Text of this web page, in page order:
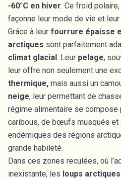
-60°C en hiver. Ce froid
façonne leur mode de vie et
Grâce à leur fourrure épaisse
arctiques sont parfaitement
climat glacial. Leur pelage,
leur offre non seulement une
thermique, mais aussi un
neige, leur permettant de
régime alimentaire se compose
caribous, de bœufs musqués et
endémiques des régions
grande habileté.
Dans ces zones reculées, où
inexistante, les loups arctiques